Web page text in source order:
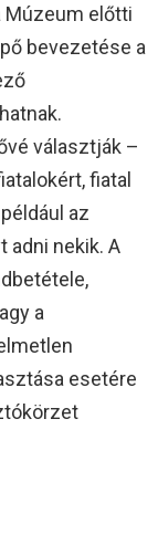
Múzeum előtti
bevezetése a
választják –
fiatal
az
adni nekik. A
a
esetére